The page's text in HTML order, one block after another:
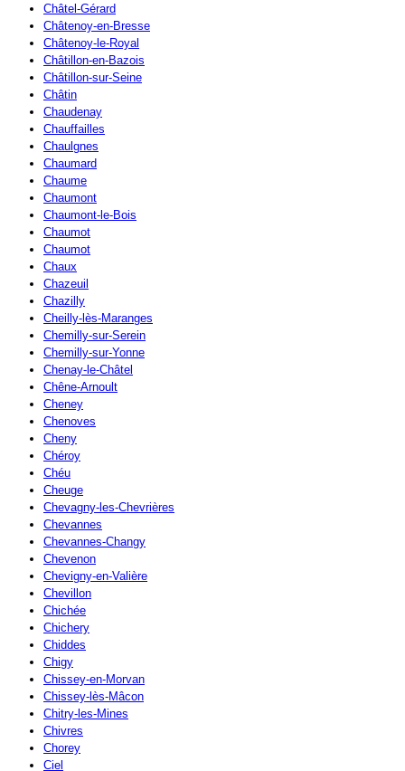
Châtel-Gérard
Châtenoy-en-Bresse
Châtenoy-le-Royal
Châtillon-en-Bazois
Châtillon-sur-Seine
Châtin
Chaudenay
Chauffailles
Chaulgnes
Chaumard
Chaume
Chaumont
Chaumont-le-Bois
Chaumot
Chaumot
Chaux
Chazeuil
Chazilly
Cheilly-lès-Maranges
Chemilly-sur-Serein
Chemilly-sur-Yonne
Chenay-le-Châtel
Chêne-Arnoult
Cheney
Chenoves
Cheny
Chéroy
Chéu
Cheuge
Chevagny-les-Chevrières
Chevannes
Chevannes-Changy
Chevenon
Chevigny-en-Valière
Chevillon
Chichée
Chichery
Chiddes
Chigy
Chissey-en-Morvan
Chissey-lès-Mâcon
Chitry-les-Mines
Chivres
Chorey
Ciel